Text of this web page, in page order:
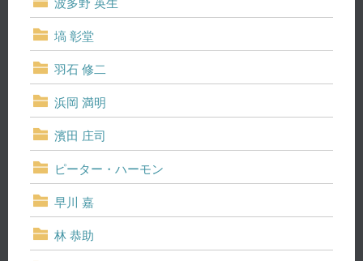
波多野 英生
塙 彰堂
羽石 修二
浜岡 満明
濱田 庄司
ピーター・ハーモン
早川 嘉
林 恭助